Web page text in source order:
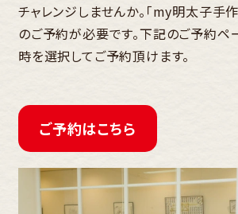
チャレンジしませんか。「my明太子手
のご予約が必要です。下記のご予約ペ
時を選択してご予約頂けます。
ご予約はこちら